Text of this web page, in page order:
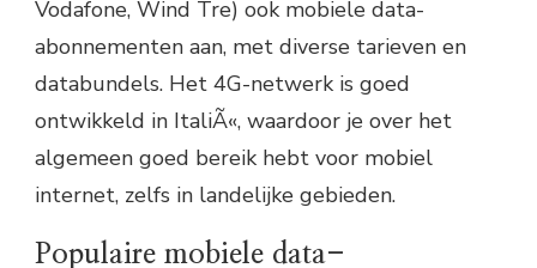
Vodafone, Wind Tre) ook mobiele data-
abonnementen aan, met diverse tarieven en
databundels. Het 4G-netwerk is goed
ontwikkeld in ItaliÃ«, waardoor je over het
algemeen goed bereik hebt voor mobiel
internet, zelfs in landelijke gebieden.
Populaire mobiele data-